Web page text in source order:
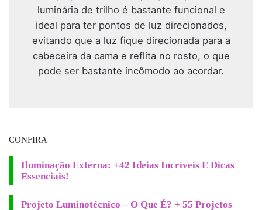
luminária de trilho é bastante funcional e
ideal para ter pontos de luz direcionados,
evitando que a luz fique direcionada para a
cabeceira da cama e reflita no rosto, o que
pode ser bastante incômodo ao acordar.
CONFIRA
Iluminação Externa: +42 Ideias Incríveis E Dicas
Essenciais!
Projeto Luminotécnico – O Que É? + 55 Projetos